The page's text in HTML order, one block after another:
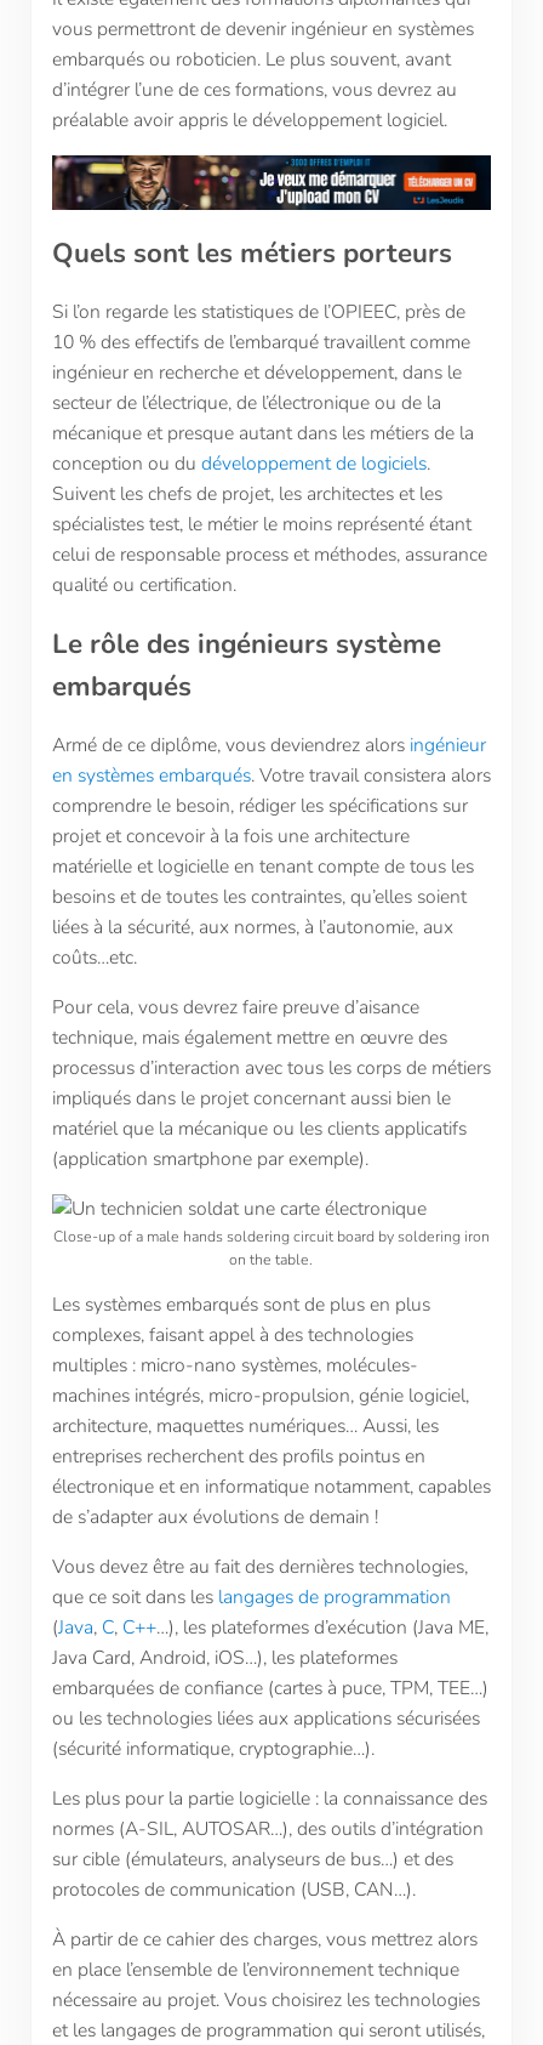
vous permettront de devenir ingénieur en systèmes
embarqués ou roboticien. Le plus souvent, avant
d’intégrer l’une de ces formations, vous devrez au
préalable avoir appris le développement logiciel.
Quels sont les métiers porteurs
Si l’on regarde les statistiques de l’OPIEEC, près de
10 % des effectifs de l’embarqué travaillent comme
ingénieur en recherche et développement, dans le
secteur de l’électrique, de l’électronique ou de la
mécanique et presque autant dans les métiers de la
conception ou du développement de logiciels.
Suivent les chefs de projet, les architectes et les
spécialistes test, le métier le moins représenté étant
celui de responsable process et méthodes, assurance
qualité ou certification.
Le rôle des ingénieurs système
embarqués
Armé de ce diplôme, vous deviendrez alors ingénieur
en systèmes embarqués. Votre travail consistera alors
comprendre le besoin, rédiger les spécifications sur
projet et concevoir à la fois une architecture
matérielle et logicielle en tenant compte de tous les
besoins et de toutes les contraintes, qu’elles soient
liées à la sécurité, aux normes, à l’autonomie, aux
coûts…etc.
Pour cela, vous devrez faire preuve d’aisance
technique, mais également mettre en œuvre des
processus d’interaction avec tous les corps de métiers
impliqués dans le projet concernant aussi bien le
matériel que la mécanique ou les clients applicatifs
(application smartphone par exemple).
Close-up of a male hands soldering circuit board by soldering iron
on the table.
Les systèmes embarqués sont de plus en plus
complexes, faisant appel à des technologies
multiples : micro-nano systèmes, molécules-
machines intégrés, micro-propulsion, génie logiciel,
architecture, maquettes numériques… Aussi, les
entreprises recherchent des profils pointus en
électronique et en informatique notamment, capables
de s’adapter aux évolutions de demain !
Vous devez être au fait des dernières technologies,
que ce soit dans les langages de programmation
(Java, C, C++…), les plateformes d’exécution (Java ME,
Java Card, Android, iOS…), les plateformes
embarquées de confiance (cartes à puce, TPM, TEE…)
ou les technologies liées aux applications sécurisées
(sécurité informatique, cryptographie…).
Les plus pour la partie logicielle : la connaissance des
normes (A-SIL, AUTOSAR…), des outils d’intégration
sur cible (émulateurs, analyseurs de bus…) et des
protocoles de communication (USB, CAN…).
À partir de ce cahier des charges, vous mettrez alors
en place l’ensemble de l’environnement technique
nécessaire au projet. Vous choisirez les technologies
et les langages de programmation qui seront utilisés,